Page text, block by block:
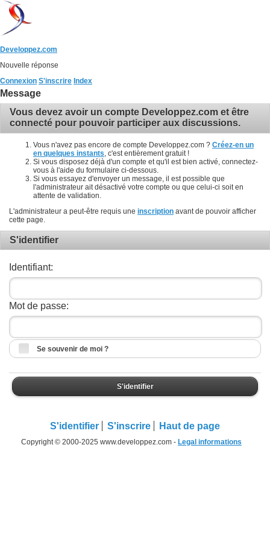
Developpez.com
Nouvelle réponse
Connexion S'inscrire Index
Message
Vous devez avoir un compte Developpez.com et être
connecté pour pouvoir participer aux discussions.
Vous n'avez pas encore de compte Developpez.com ? Créez-en un
en quelques instants , c'est entièrement gratuit !
Si vous disposez déjà d'un compte et qu'il est bien activé, connectez-
vous à l'aide du formulaire ci-dessous.
Si vous essayez d'envoyer un message, il est possible que
l'administrateur ait désactivé votre compte ou que celui-ci soit en
attente de validation.
L'administrateur a peut-être requis une inscription avant de pouvoir afficher
cette page.
S'identifier
Identifiant:
Mot de passe:
Se souvenir de moi ?
S'identifier
S'identifier S'inscrire Haut de page
Copyright © 2000-2025 www.developpez.com - Legal informations